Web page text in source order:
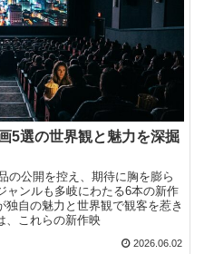
5選の世界観と魅力を深掘
の公開を控え、期待に胸を膨ら
ャンルも多岐にわたる6本の新作
自の魅力と世界観で観客を惹き
、これらの新作映
2026.06.02